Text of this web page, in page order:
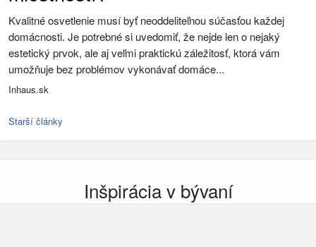
Kvalitné osvetlenie musí byť neoddeliteľnou súčasťou každej
domácnosti. Je potrebné si uvedomiť, že nejde len o nejaký
estetický prvok, ale aj veľmi praktickú záležitosť, ktorá vám
umožňuje bez problémov vykonávať domáce...
Inhaus.sk
Starší články
Inšpirácia v bývaní